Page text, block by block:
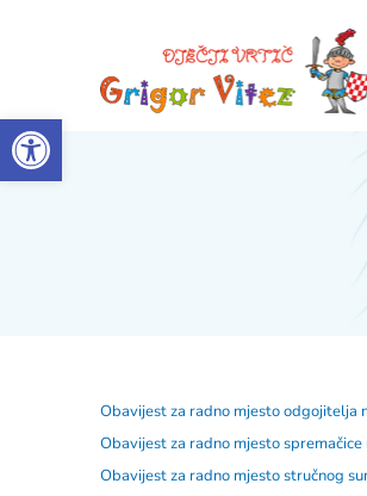
Open toolbar
Obavijest za radno mjesto odgojitelja
Obavijest za radno mjesto
Obavijest za radno mjesto stručnog